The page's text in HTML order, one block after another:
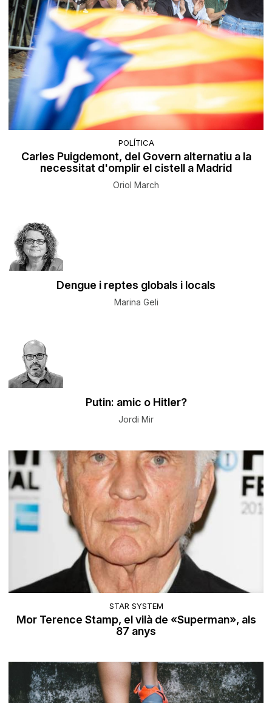
POLÍTICA
Carles Puigdemont, del Govern alternatiu a la
necessitat d'omplir el cistell a Madrid
Oriol March
Dengue i reptes globals i locals
Marina Geli
Putin: amic o Hitler?
Jordi Mir
STAR SYSTEM
Mor Terence Stamp, el vilà de «Superman», als
87 anys